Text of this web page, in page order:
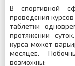
В спортивной
проведения
таблетки
протяжении
курса может
месяцев.
возможны: